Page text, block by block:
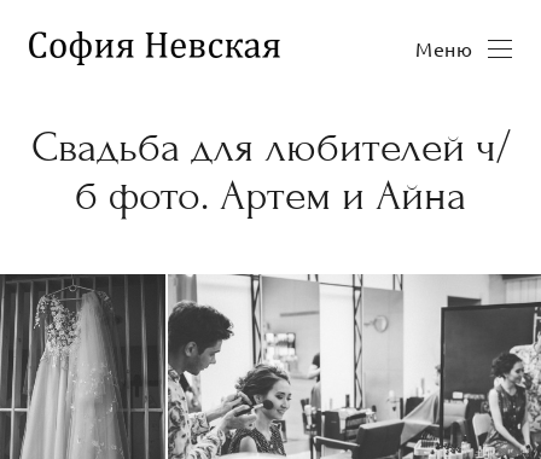
Меню
Свадьба для любителей ч/
б фото. Артем и Айна